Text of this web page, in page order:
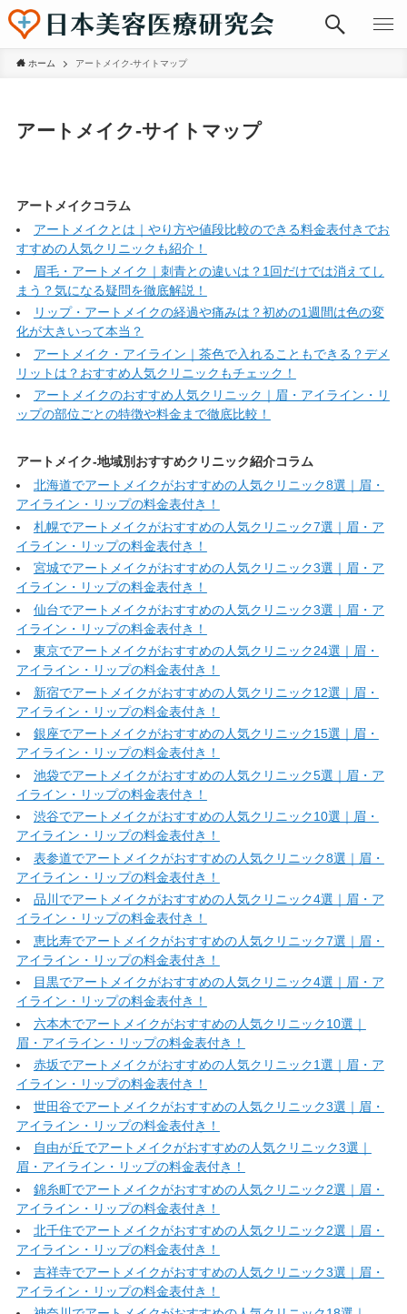
ホーム アートメイク-サイトマップ
アートメイク-サイトマップ
アートメイクコラム
アートメイクとは｜やり方や値段比較のできる料金表付きでお
すすめの人気クリニックも紹介！
眉毛・アートメイク｜刺青との違いは？1回だけでは消えてし
まう？気になる疑問を徹底解説！
リップ・アートメイクの経過や痛みは？初めの1週間は色の変
化が大きいって本当？
アートメイク・アイライン｜茶色で入れることもできる？デメ
リットは？おすすめ人気クリニックもチェック！
アートメイクのおすすめ人気クリニック｜眉・アイライン・リ
ップの部位ごとの特徴や料金まで徹底比較！
アートメイク-地域別おすすめクリニック紹介コラム
北海道でアートメイクがおすすめの人気クリニック8選｜眉・
アイライン・リップの料金表付き！
札幌でアートメイクがおすすめの人気クリニック7選｜眉・ア
イライン・リップの料金表付き！
宮城でアートメイクがおすすめの人気クリニック3選｜眉・ア
イライン・リップの料金表付き！
仙台でアートメイクがおすすめの人気クリニック3選｜眉・ア
イライン・リップの料金表付き！
東京でアートメイクがおすすめの人気クリニック24選｜眉・
アイライン・リップの料金表付き！
新宿でアートメイクがおすすめの人気クリニック12選｜眉・
アイライン・リップの料金表付き！
銀座でアートメイクがおすすめの人気クリニック15選｜眉・
アイライン・リップの料金表付き！
池袋でアートメイクがおすすめの人気クリニック5選｜眉・ア
イライン・リップの料金表付き！
渋谷でアートメイクがおすすめの人気クリニック10選｜眉・
アイライン・リップの料金表付き！
表参道でアートメイクがおすすめの人気クリニック8選｜眉・
アイライン・リップの料金表付き！
品川でアートメイクがおすすめの人気クリニック4選｜眉・ア
イライン・リップの料金表付き！
恵比寿でアートメイクがおすすめの人気クリニック7選｜眉・
アイライン・リップの料金表付き！
目黒でアートメイクがおすすめの人気クリニック4選｜眉・ア
イライン・リップの料金表付き！
六本木でアートメイクがおすすめの人気クリニック10選｜
眉・アイライン・リップの料金表付き！
赤坂でアートメイクがおすすめの人気クリニック1選｜眉・ア
イライン・リップの料金表付き！
世田谷でアートメイクがおすすめの人気クリニック3選｜眉・
アイライン・リップの料金表付き！
自由が丘でアートメイクがおすすめの人気クリニック3選｜
眉・アイライン・リップの料金表付き！
錦糸町でアートメイクがおすすめの人気クリニック2選｜眉・
アイライン・リップの料金表付き！
北千住でアートメイクがおすすめの人気クリニック2選｜眉・
アイライン・リップの料金表付き！
吉祥寺でアートメイクがおすすめの人気クリニック3選｜眉・
アイライン・リップの料金表付き！